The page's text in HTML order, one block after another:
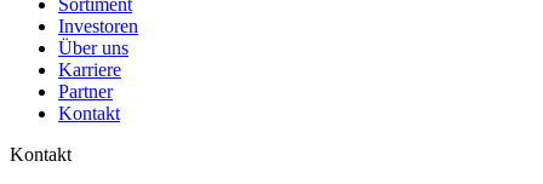
Sortiment
Investoren
Über uns
Karriere
Partner
Kontakt
Kontakt